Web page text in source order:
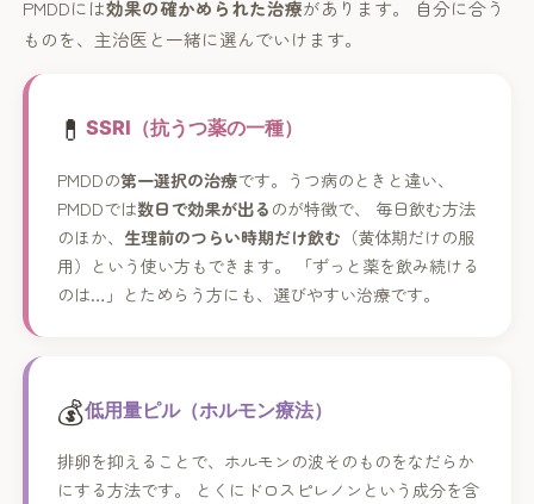
PMDDには効果の確かめられた治療があります。 自分に合う
ものを、主治医と一緒に選んでいけます。
💊SSRI（抗うつ薬の一種）
PMDDの第一選択の治療です。うつ病のときと違い、
PMDDでは数日で効果が出る のが特徴で、 毎日飲む方法
のほか、 生理前のつらい時期だけ飲む （黄体期だけの服
用）という使い方もできます。 「ずっと薬を飲み続ける
のは…」とためらう方にも、選びやすい治療です。
💰低用量ピル（ホルモン療法）
排卵を抑えることで、ホルモンの波そのものをなだらか
にする方法です。 とくにドロスピレノンという成分を含